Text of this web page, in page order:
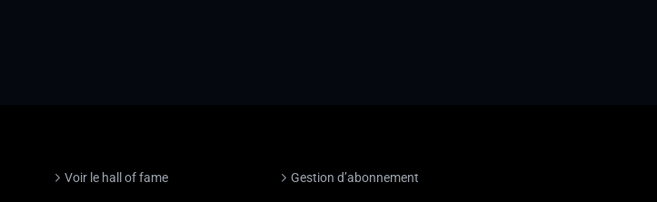
Voir le hall of fame Gestion d’abonnement